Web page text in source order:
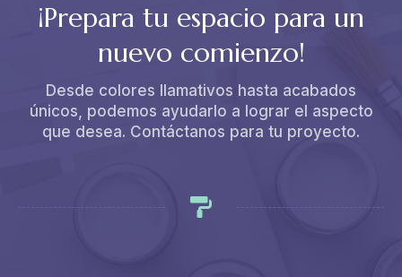
¡Prepara tu espacio para un
nuevo comienzo!
Desde colores llamativos hasta acabados
únicos, podemos ayudarlo a lograr el aspecto
que desea. Contáctanos para tu proyecto.